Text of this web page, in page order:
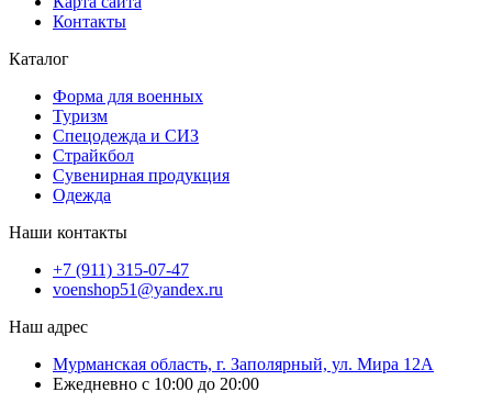
Контакты
Каталог
Форма для военных
Туризм
Спецодежда и СИЗ
Страйкбол
Сувенирная продукция
Одежда
Наши контакты
+7 (911) 315-07-47
voenshop51@yandex.ru
Наш адрес
Мурманская область, г. Заполярный, ул. Мира 12А
Ежедневно с 10:00 до 20:00